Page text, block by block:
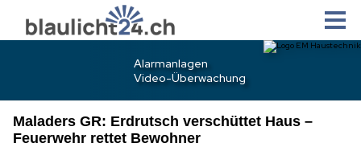
Maladers GR: Erdrutsch verschüttet Haus –
Feuerwehr rettet Bewohner